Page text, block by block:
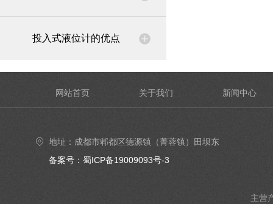
投入式液位计的优点
网站首页 关于我们 新闻中心
地址：成都市郫都区德源镇（菁蓉镇）田坝东
街6号4楼402号室
备案号：蜀ICP备19009093号-3
主营